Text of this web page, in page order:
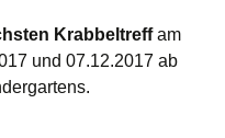
Krabbeltreffam
und 07.12.2017 ab